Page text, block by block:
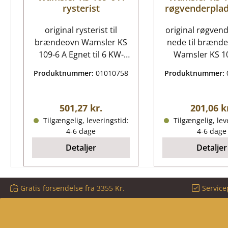
rysterist
original rysterist til
brændeovn Wamsler KS
109-6 A Egnet til 6 KW-
109-6 A rysterist
støbejernsrist diameter
187 mm styrke 13 mm
materiale støbning form
rund farve sort Ristleje er
ikke inkluderet position
47 i den eksploderede
visning
Produktnummer:01010758
Almindelig pris:
501,27 kr.
Tilgængelig, leveringstid:
4-6 dage
Detaljer
original
nede til
Wamsler KS
røgvendeplade
mål (B/L/H) 346
mm x 35 mm
chamotte
den
visning
Produktnummer:
201,06
Tilgængelig,
4-6 dage
Detaljer
Gratis forsendelse fra 3355 Kr.